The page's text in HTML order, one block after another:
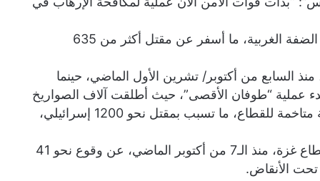
ومنذ عملية “طوفان الأقصى”، صعّدت إسرائيل اعتداءاتها في الضفة الغربية، ما أسفر عن مقتل أكثر من 635
السابع من أكتوبر/ تشرين الأول الماضي، حينما
عملية “طوفان الأقصى”، حيث أطلقت آلاف الصواريخ
من غزة على إسرائيل، واقتحمت قواتها مستوطنات إسرائيلية متاخمة للقطاع، ما تسبب بمقتل نحو 1200 إسرائيلي،
وأسفر القصف الإسرائيلي والعمليات البرية الإسرائيلية في قطاع غزة، منذ الـ7 من أكتوبر الماضي، عن وقوع نحو 41